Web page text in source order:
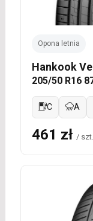
Opona letnia
Hankook
205/50 R16
C A
461 zł / szt.